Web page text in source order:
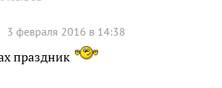
3 февраля 2016 в 14:38
праздник